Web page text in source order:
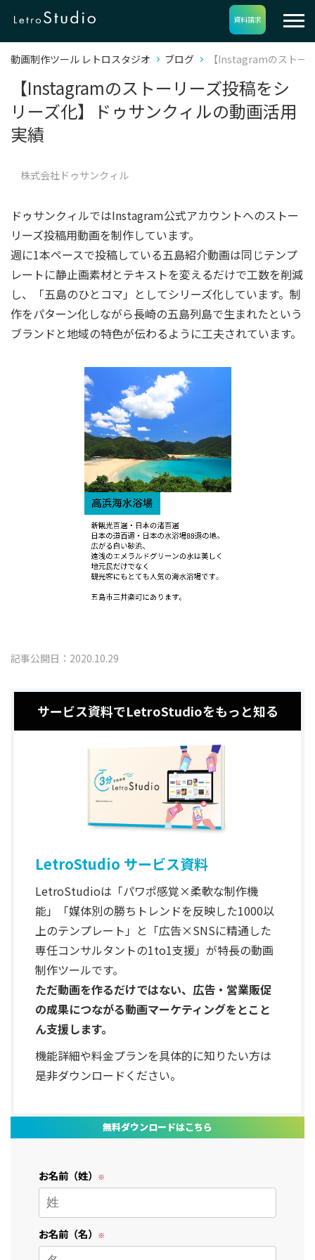
資料請求
動画制作ツール レトロスタジオ ブログ 【Instagramのストー
【Instagramのストーリーズ投稿をシ
リーズ化】ドゥサンクィルの動画活用
実績
株式会社ドゥサンクィル
ドゥサンクィルではInstagram公式アカウントへのストー
リーズ投稿用動画を制作しています。
週に1本ペースで投稿している五島紹介動画は同じテンプ
レートに静止画素材とテキストを変えるだけで工数を削減
し、「五島のひとコマ」としてシリーズ化しています。制
作をパターン化しながら長崎の五島列島で生まれたという
ブランドと地域の特色が伝わるように工夫されています。
記事公開日：2020.10.29
サービス資料でLetroStudioをもっと知る
LetroStudio サービス資料
LetroStudioは「パワポ感覚×柔軟な制作機
能」「媒体別の勝ちトレンドを反映した1000以
上のテンプレート」と「広告×SNSに精通した
専任コンサルタントの1to1支援」が特長の動画
制作ツールです。
ただ動画を作るだけではない、広告・営業販促
の成果につながる動画マーケティングをとこと
ん支援します。
機能詳細や料金プランを具体的に知りたい方は
是非ダウンロードください。
無料ダウンロードはこちら
お名前（姓）
お名前（名）